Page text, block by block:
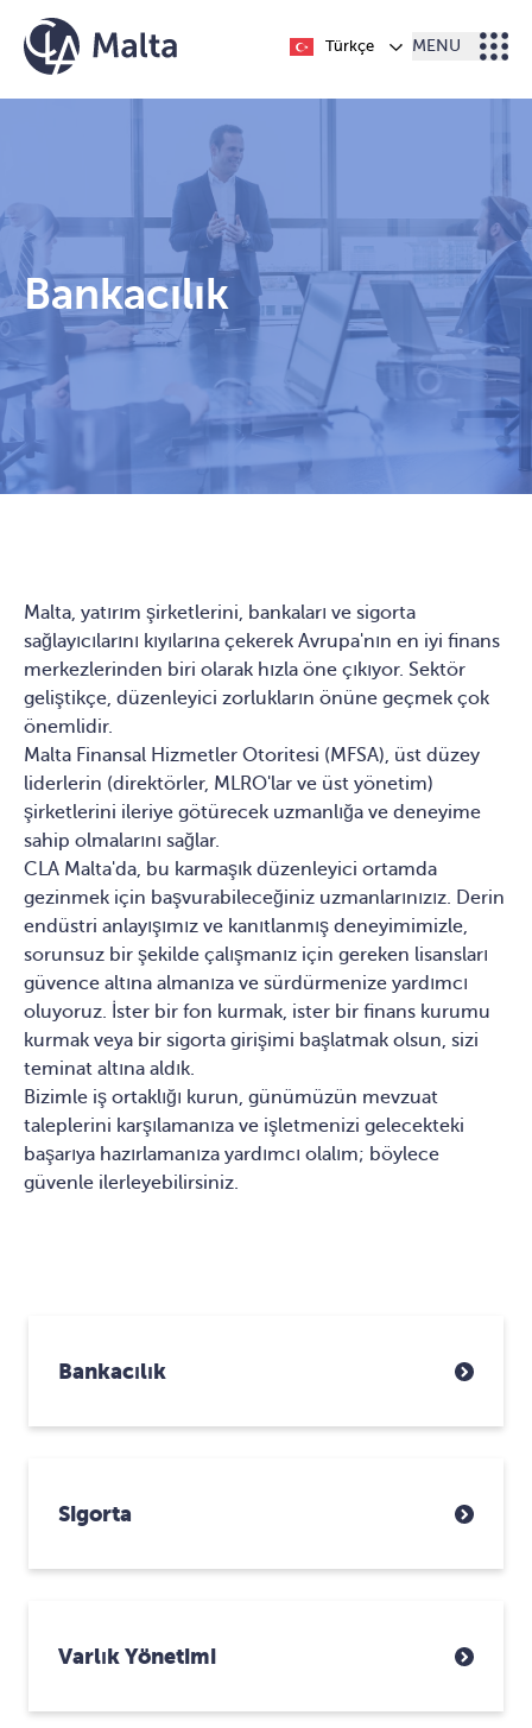
İçeriğe geç
Türkçe MENU
Bankacılık
Malta, yatırım şirketlerini, bankaları ve sigorta
sağlayıcılarını kıyılarına çekerek Avrupa'nın en iyi finans
merkezlerinden biri olarak hızla öne çıkıyor. Sektör
geliştikçe, düzenleyici zorlukların önüne geçmek çok
önemlidir.
Malta Finansal Hizmetler Otoritesi (MFSA), üst düzey
liderlerin (direktörler, MLRO'lar ve üst yönetim)
şirketlerini ileriye götürecek uzmanlığa ve deneyime
sahip olmalarını sağlar.
CLA Malta'da, bu karmaşık düzenleyici ortamda
gezinmek için başvurabileceğiniz uzmanlarınızız. Derin
endüstri anlayışımız ve kanıtlanmış deneyimimizle,
sorunsuz bir şekilde çalışmanız için gereken lisansları
güvence altına almanıza ve sürdürmenize yardımcı
oluyoruz. İster bir fon kurmak, ister bir finans kurumu
kurmak veya bir sigorta girişimi başlatmak olsun, sizi
teminat altına aldık.
Bizimle iş ortaklığı kurun, günümüzün mevzuat
taleplerini karşılamanıza ve işletmenizi gelecekteki
başarıya hazırlamanıza yardımcı olalım; böylece
güvenle ilerleyebilirsiniz.
Bankacılık
Sigorta
Varlık Yönetimi